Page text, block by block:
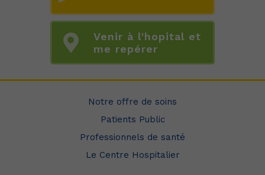
Venir à l'hopital et
me repérer
Notre offre de soins
Patients Public
Professionnels de santé
Le Centre Hospitalier